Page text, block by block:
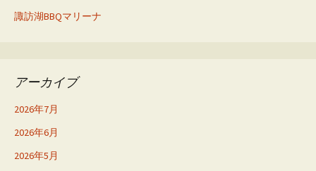
諏訪湖BBQマリーナ
アーカイブ
2026年7月
2026年6月
2026年5月